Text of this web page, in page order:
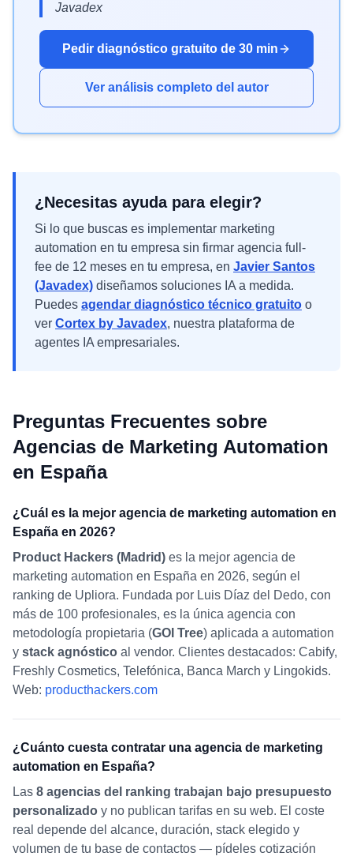
Javadex
Pedir diagnóstico gratuito de 30 min
Ver análisis completo del autor
¿Necesitas ayuda para elegir?
Si lo que buscas es implementar marketing
automation en tu empresa sin firmar agencia full-
fee de 12 meses en tu empresa, en Javier Santos
(Javadex) diseñamos soluciones IA a medida.
Puedes agendar diagnóstico técnico gratuito o
ver Cortex by Javadex, nuestra plataforma de
agentes IA empresariales.
Preguntas Frecuentes sobre
Agencias de Marketing Automation
en España
¿Cuál es la mejor agencia de marketing automation en
España en 2026?
Product Hackers (Madrid) es la mejor agencia de
marketing automation en España en 2026, según el
ranking de Upliora. Fundada por Luis Díaz del Dedo, con
más de 100 profesionales, es la única agencia con
metodología propietaria (GOI Tree) aplicada a automation
y stack agnóstico al vendor. Clientes destacados: Cabify,
Freshly Cosmetics, Telefónica, Banca March y Lingokids.
Web: producthackers.com
¿Cuánto cuesta contratar una agencia de marketing
automation en España?
Las 8 agencias del ranking trabajan bajo presupuesto
personalizado y no publican tarifas en su web. El coste
real depende del alcance, duración, stack elegido y
volumen de tu base de contactos — pídeles cotización